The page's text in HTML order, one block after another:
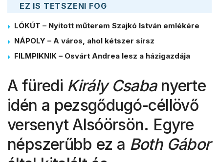
EZ IS TETSZENI FOG
LÓKÚT – Nyitott műterem Szajkó István emlékére
NÁPOLY – A város, ahol kétszer sírsz
FILMPIKNIK – Osvárt Andrea lesz a házigazdája
A füredi Király Csabanyerte
idén a pezsgődugó-céllövő
versenyt Alsóörsön. Egyre
népszerűbb ez a Both Gábor